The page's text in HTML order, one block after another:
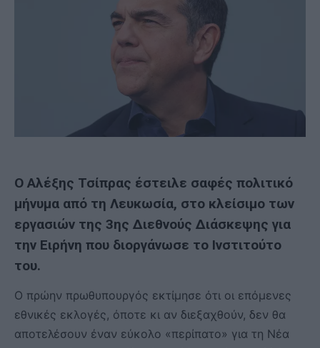
Ο Αλέξης Τσίπρας έστειλε σαφές πολιτικό
μήνυμα από τη Λευκωσία, στο κλείσιμο των
εργασιών της 3ης Διεθνούς Διάσκεψης για
την Ειρήνη που διοργάνωσε το Ινστιτούτο
του.
Ο πρώην πρωθυπουργός εκτίμησε ότι οι επόμενες
εθνικές εκλογές, όποτε κι αν διεξαχθούν, δεν θα
αποτελέσουν έναν εύκολο «περίπατο» για τη Νέα